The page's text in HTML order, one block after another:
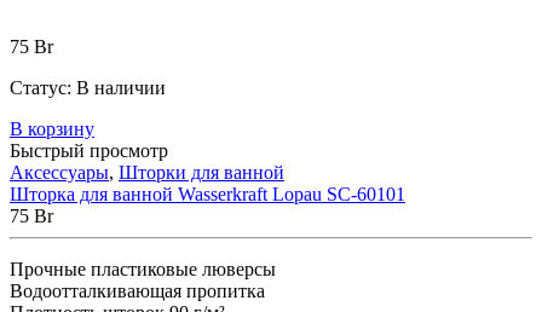
75 Br
Статус: В наличии
В корзину
Быстрый просмотр
Аксессуары, Шторки для ванной
Шторка для ванной Wasserkraft Lopau SC-60101
75 Br
Прочные пластиковые люверсы
Водоотталкивающая пропитка